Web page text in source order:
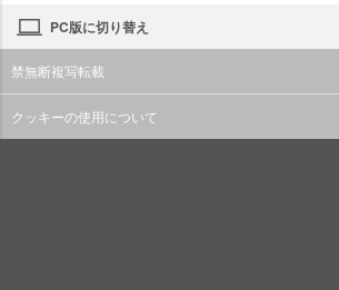
PC版に切り替え
禁無断複写転載
クッキーの使用について